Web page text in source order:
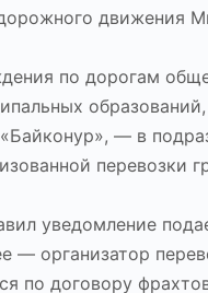
движения
по дорогам
— в
перевозки
уведомление
— организатор
по договору